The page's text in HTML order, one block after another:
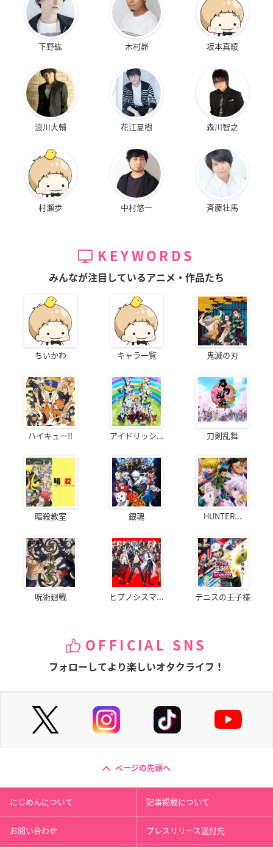
下野紘 木村昴 坂本真綾
浪川大輔 花江夏樹 森川智之
村瀬歩 中村悠一 斉藤壮馬
KEYWORDS
みんなが注目しているアニメ・作品たち
ちいかわ キャラ一覧 鬼滅の刃
ハイキュー!! アイドリッシ... 刀剣乱舞
暗殺教室 銀魂 HUNTER...
呪術廻戦 ヒプノシスマ... テニスの王子様
OFFICIAL SNS
フォローしてより楽しいオタクライフ！
ページの先頭へ
にじめんについて 記事掲載について
お問い合わせ プレスリリース送付先